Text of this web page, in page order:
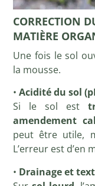
CORRECTION
MATIÈRE
Une fois le sol
la mousse.
•Acidité du sol
Si le sol est
amendement
peut être utile,
L’erreur est d’en
• Drainage et